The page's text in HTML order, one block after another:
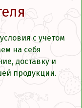
с учетом
на себя
доставку и
продукции.